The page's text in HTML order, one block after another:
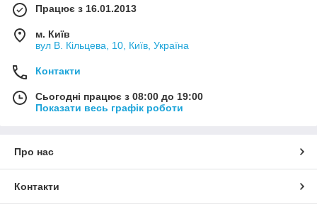
Працює з 16.01.2013
м. Київ
вул В. Кільцева, 10, Київ, Україна
Контакти
Сьогодні працює з 08:00 до 19:00
Показати весь графік роботи
Про нас
Контакти